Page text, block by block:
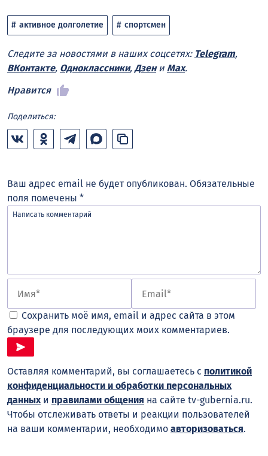
активное долголетие спортсмен
Следите за новостями в наших соцсетях: Telegram,
ВКонтакте, Одноклассники, Дзени Max.
Нравится
Поделиться:
Ваш адрес email не будет опубликован. Обязательные
поля помечены *
Сохранить моё имя, email и адрес сайта в этом
браузере для последующих моих комментариев.
Оставляя комментарий, вы соглашаетесь с политикой
конфиденциальности и обработки персональных
данныхи правилами общения на сайте tv-gubernia.ru.
Чтобы отслеживать ответы и реакции пользователей
на ваши комментарии, необходимо авторизоваться.